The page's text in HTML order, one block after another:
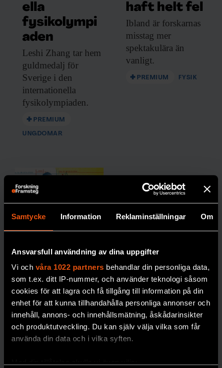
Samtycke Information Reklaminställningar Om
Ansvarsfull användning av dina uppgifter
Vi och våra 1022 partners behandlar din personliga data,
som t.ex. ditt IP-nummer, och använder teknologi såsom
cookies för att lagra och få tillgång till information på din
enhet för att kunna tillhandahålla personliga annonser och
innehåll, annons- och innehållsmätning, åskådarinsikter
och produktutveckling. Du kan själv välja vilka som får
använda din data och i vilka syften.
ella
fysikolympi
aden
Leshi Zhang tar hem
guldmedalj för
Sverige i den
internationella
fysikolympiaden.
PREMIUM
UNGDOMAR
haft helt fel
Ibland är forskarnas
misstag mer
spektakulära än
vanligt.
PREMIUM FYSIK
ultratätt
väte av
forskningss
ystemet
Vilket ansvar har
universitetet och de
vetenskapliga
PREMIUM